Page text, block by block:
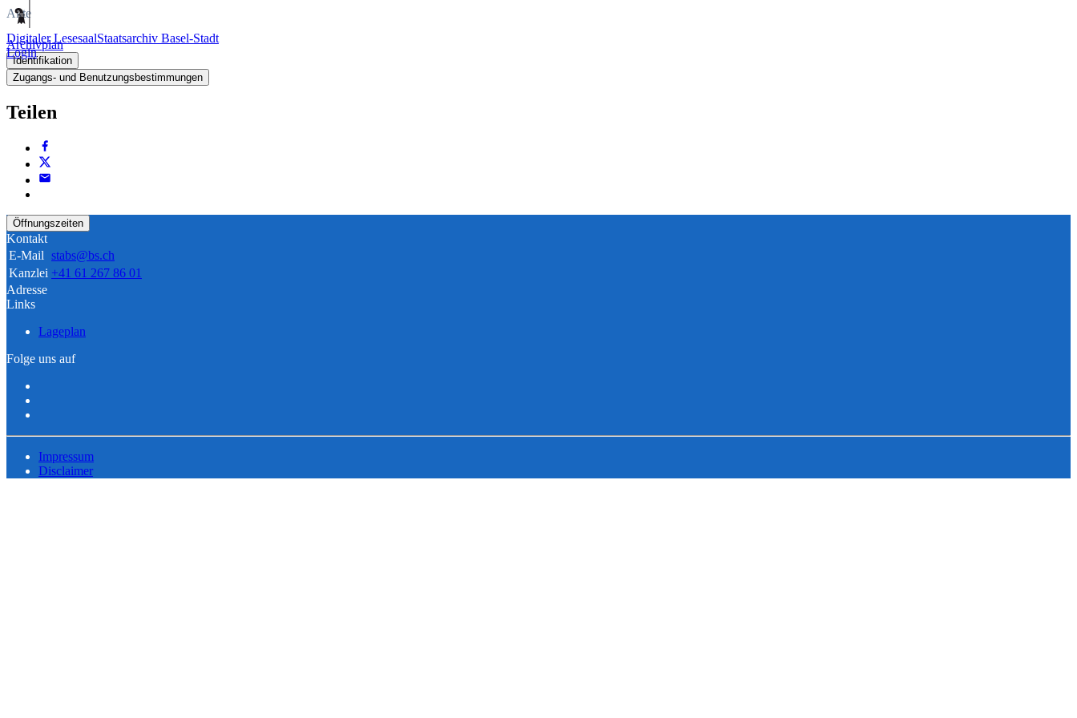
Digitaler LesesaalStaatsarchiv Basel-Stadt
Login
Akte
Archivplan
Identifikation
Zugangs- und Benutzungsbestimmungen
Teilen
Öffnungszeiten
Kontakt
E-Mail stabs@bs.ch
Kanzlei +41 61 267 86 01
Adresse
Links
Lageplan
Folge uns auf
Impressum
Disclaimer